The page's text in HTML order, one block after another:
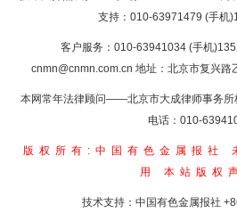
支持：010-63971479 (手机
客户服务：010-63941034 (手机
cnmn@cnmn.com.cn 地址：北京市复兴路
本网常年法律顾问——北京市大成律师事务所
电话：010-
版权所有:中国有色金属报社
用 本站版权
技术支持：中国有色金属报社